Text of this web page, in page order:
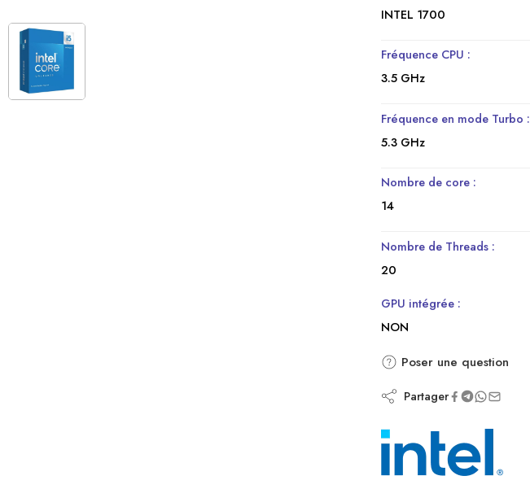
INTEL 1700
Fréquence CPU :
3.5 GHz
Fréquence en mode Turbo :
5.3 GHz
Nombre de core :
14
Nombre de Threads :
20
GPU intégrée :
NON
Poser une question
Partager